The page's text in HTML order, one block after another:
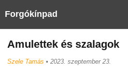
Forgókínpad
Amulettek és szalagok
Szele Tamás • 2023. szeptember 23.